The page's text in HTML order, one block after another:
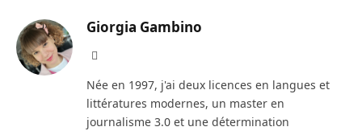
Giorgia Gambino
Née en 1997, j'ai deux licences en langues et
littératures modernes, un master en
journalisme 3.0 et une détermination